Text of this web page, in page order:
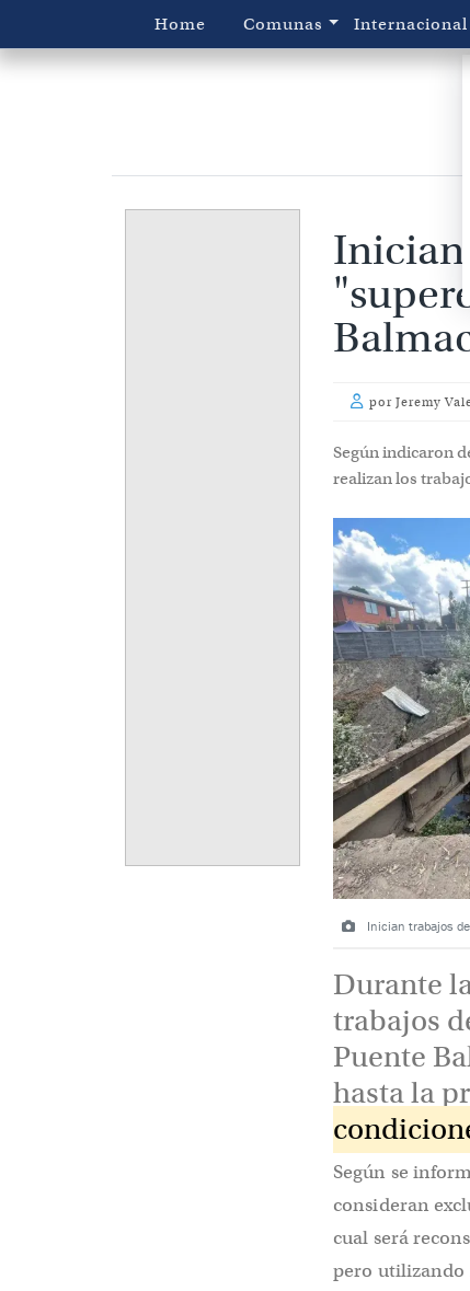
Home Comunas Internacional
Inician
por Jeremy
Según indicaron
realizan los
Inician trabajos
Durante
trabajos
Puente
hasta la
Según se
consideran
cual será
pero utilizando